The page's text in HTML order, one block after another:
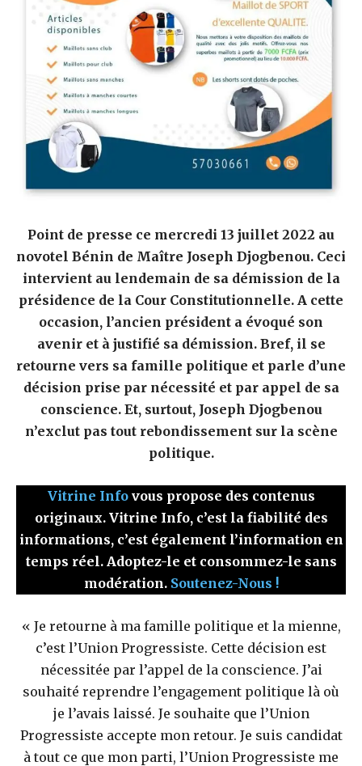
Point de presse ce mercredi 13 juillet 2022 au
novotel Bénin de Maître Joseph Djogbenou. Ceci
intervient au lendemain de sa démission de la
présidence de la Cour Constitutionnelle. A cette
occasion, l’ancien président a évoqué son
avenir et à justifié sa démission. Bref, il se
retourne vers sa famille politique et parle d’une
décision prise par nécessité et par appel de sa
conscience. Et, surtout, Joseph Djogbenou
n’exclut pas tout rebondissement sur la scène
politique.
Vitrine Infovous propose des contenus
originaux. Vitrine Info, c’est la fiabilité des
informations, c’est également l’information en
temps réel. Adoptez-le et consommez-le sans
modération. Soutenez-Nous !
« Je retourne à ma famille politique et la mienne,
c’est l’Union Progressiste. Cette décision est
nécessitée par l’appel de la conscience. J’ai
souhaité reprendre l’engagement politique là où
je l’avais laissé. Je souhaite que l’Union
Progressiste accepte mon retour. Je suis candidat
à tout ce que mon parti, l’Union Progressiste me